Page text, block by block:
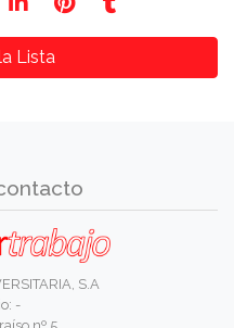
Lista
S.A
-